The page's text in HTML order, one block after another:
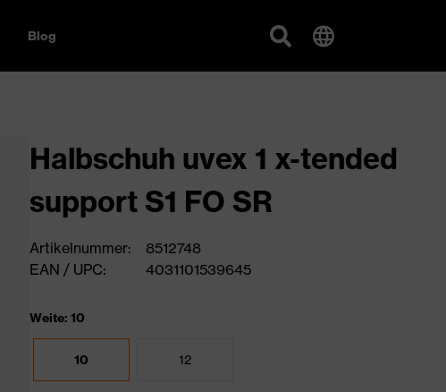
Blog
Halbschuh uvex 1 x-tended
support S1 FO SR
Artikelnummer:
8512748
EAN / UPC:
4031101539645
Weite: 10
10 12